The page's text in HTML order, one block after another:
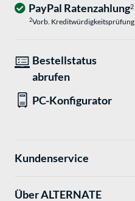
PayPal Ratenzahlung2
2Vorb. Kreditwürdigkeitsprüfung
Bestellstatus
abrufen
PC-Konfigurator
Kundenservice
Über ALTERNATE